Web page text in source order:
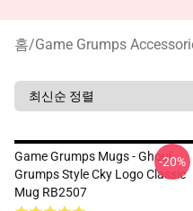
홈/Game Grumps
Game Grumps Mugs - Ghoul
Grumps Style Cky Logo Classic
Mug RB2507
-20%